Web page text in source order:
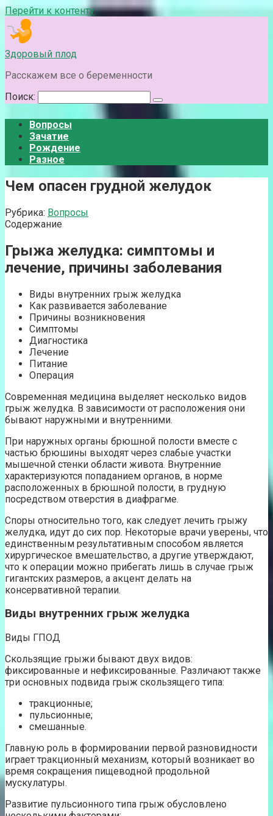
Перейти к контенту
Здоровый плод
Расскажем все о беременности
Поиск:
Вопросы
Зачатие
Рождение
Разное
Чем опасен грудной желудок
Рубрика: Вопросы
Содержание
Грыжа желудка: симптомы и
лечение, причины заболевания
Виды внутренних грыж желудка
Как развивается заболевание
Причины возникновения
Симптомы
Диагностика
Лечение
Питание
Операция
Современная медицина выделяет несколько видов
грыж желудка. В зависимости от расположения они
бывают наружными и внутренними.
При наружных органы брюшной полости вместе с
частью брюшины выходят через слабые участки
мышечной стенки области живота. Внутренние
характеризуются попаданием органов, в норме
расположенных в брюшной полости, в грудную
посредством отверстия в диафрагме.
Споры относительно того, как следует лечить грыжу
желудка, идут до сих пор. Некоторые врачи уверены, что
единственным результативным способом является
хирургическое вмешательство, а другие утверждают,
что к операции можно прибегать лишь в случае грыж
гигантских размеров, а акцент делать на
консервативной терапии.
Виды внутренних грыж желудка
Виды ГПОД
Скользящие грыжи бывают двух видов:
фиксированные и нефиксированные. Различают также
три основных подвида грыж скользящего типа:
тракционные;
пульсионные;
смешанные.
Главную роль в формировании первой разновидности
играет тракционный механизм, который возникает во
время сокращения пищеводной продольной
мускулатуры.
Развитие пульсионного типа грыж обусловлено